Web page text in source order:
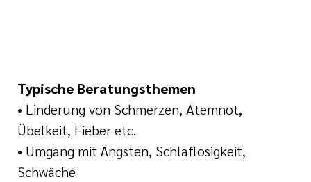
Typische Beratungsthemen
• Linderung von Schmerzen, Atemnot,
Übelkeit, Fieber etc.
• Umgang mit Ängsten, Schlaflosigkeit,
Schwäche